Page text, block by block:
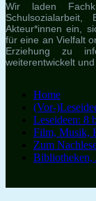
Wir laden
Akteur*innen ein,
für eine an Vielfalt
Erziehung zu
weiterentwickelt
Home
(Vor-
Leseideen: 8
Film, Musik,
Zum
Bibliotheken,